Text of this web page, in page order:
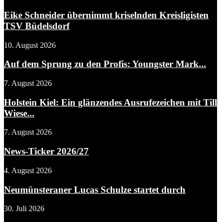
Eike Schneider übernimmt kriselnden Kreisligisten
TSV Büdelsdorf
10. August 2026
Auf dem Sprung zu den Profis: Youngster Mark...
7. August 2026
Holstein Kiel: Ein glänzendes Ausrufezeichen mit Till
Wiese...
7. August 2026
News-Ticker 2026/27
4. August 2026
Neumünsteraner Lucas Schulze startet durch
30. Juli 2026